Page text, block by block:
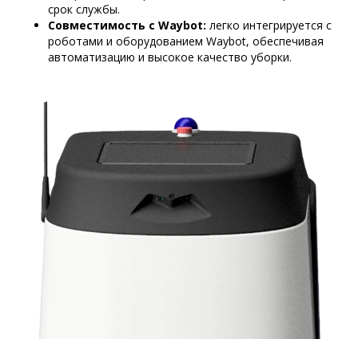
срок службы.
Совместимость с Waybot: легко интегрируется с
роботами и оборудованием Waybot, обеспечивая
автоматизацию и высокое качество уборки.